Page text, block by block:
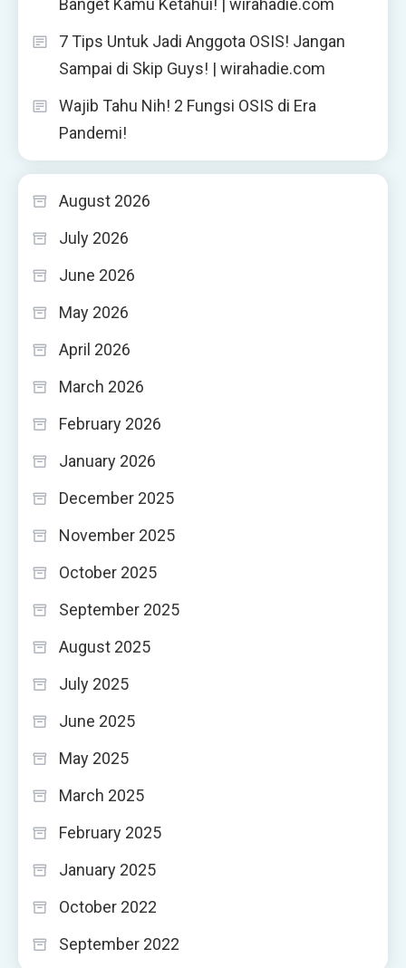
Banget Kamu Ketahui! | wirahadie.com
7 Tips Untuk Jadi Anggota OSIS! Jangan
Sampai di Skip Guys! | wirahadie.com
Wajib Tahu Nih! 2 Fungsi OSIS di Era
Pandemi!
August 2026
July 2026
June 2026
May 2026
April 2026
March 2026
February 2026
January 2026
December 2025
November 2025
October 2025
September 2025
August 2025
July 2025
June 2025
May 2025
March 2025
February 2025
January 2025
October 2022
September 2022